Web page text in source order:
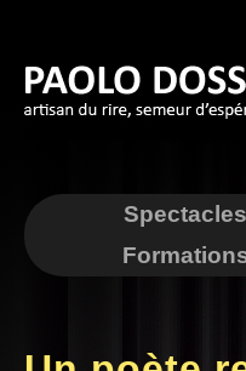
Aller au
contenu
Spectacles